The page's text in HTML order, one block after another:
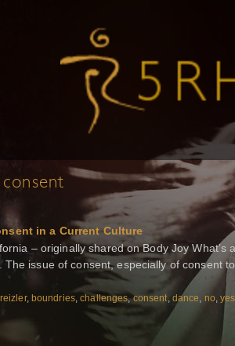
consent
in a Current Culture
– originally shared on Body Joy
The issue of consent, especially of consent
, boundries,challenges,consent, dance, no,yes